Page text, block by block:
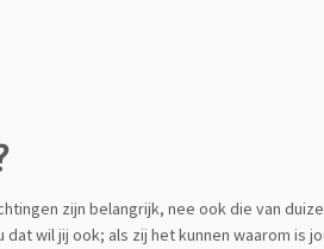
zijn belangrijk, nee ook die van
wil jij ook; als zij het kunnen waarom is